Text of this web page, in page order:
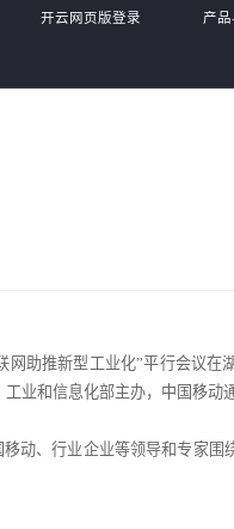
开云网页版登录 产
网助推新型工业化”平行会议
业和信息化部主办，中国移动
动、行业企业等领导和专家围